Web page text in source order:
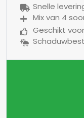
Snelle
Mix van 4
Geschikt